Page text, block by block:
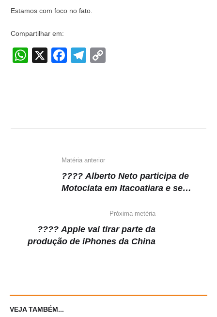
Estamos com foco no fato.
Compartilhar em:
W
p
X
F
o
k
T
m n
Matéria anterior
???? Alberto Neto participa de
Motociata em Itacoatiara e se
no municípioPróxima metéria
???? Apple vai tirar parte da
produção de iPhones da China
VEJA TAMBÉM...